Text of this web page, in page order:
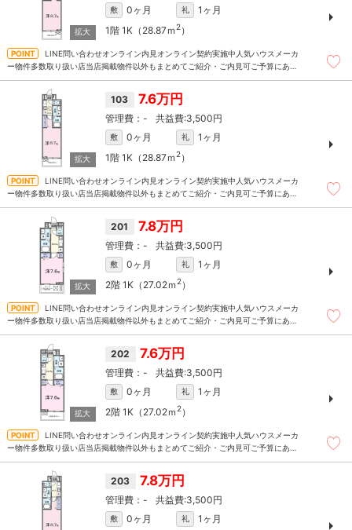
敷 0ヶ月 礼
1ヶ月
1階 1K（28.87ｍ 2）
LINE問い合わせオンライン内見オンライン契約実施中人気ハウスメーカ
ー物件多数取り扱い店当店掲載物件以外もまとめてご紹介・ご内見可ご予算にあっ
103 7.6万円
- 3,500円
敷 0ヶ月 礼
1ヶ月
1階 1K（28.87ｍ 2）
LINE問い合わせオンライン内見オンライン契約実施中人気ハウスメーカ
ー物件多数取り扱い店当店掲載物件以外もまとめてご紹介・ご内見可ご予算にあっ
201 7.8万円
- 3,500円
敷 0ヶ月 礼
1ヶ月
2階 1K（27.02ｍ 2）
LINE問い合わせオンライン内見オンライン契約実施中人気ハウスメーカ
ー物件多数取り扱い店当店掲載物件以外もまとめてご紹介・ご内見可ご予算にあっ
202 7.6万円
- 3,500円
敷 0ヶ月 礼
1ヶ月
2階 1K（27.02ｍ 2）
LINE問い合わせオンライン内見オンライン契約実施中人気ハウスメーカ
ー物件多数取り扱い店当店掲載物件以外もまとめてご紹介・ご内見可ご予算にあっ
203 7.8万円
- 3,500円
敷 0ヶ月 礼
1ヶ月